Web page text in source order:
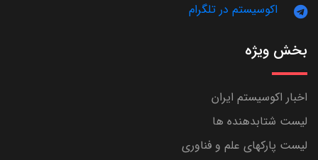
اکوسیستم در تلگرام
بخش ویژه
اخبار اکوسیستم ایران
لیست شتابدهنده ها
لیست پارکهای علم و فناوری